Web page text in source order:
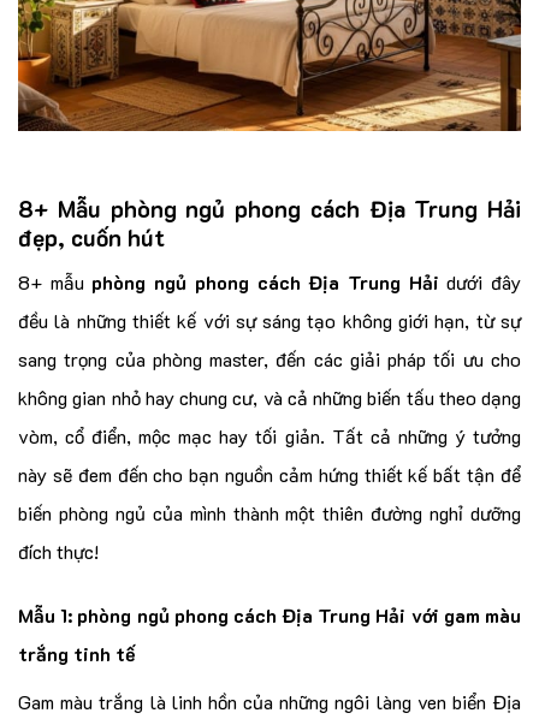
8+ Mẫu phòng ngủ phong cách Địa Trung Hải
đẹp, cuốn hút
8+ mẫu phòng ngủ phong cách Địa Trung Hải dưới đây
đều là những thiết kế với sự sáng tạo không giới hạn, từ sự
sang trọng của phòng master, đến các giải pháp tối ưu cho
không gian nhỏ hay chung cư, và cả những biến tấu theo dạng
vòm, cổ điển, mộc mạc hay tối giản. Tất cả những ý tưởng
này sẽ đem đến cho bạnnguồn cảm hứng thiết kế bất tận để
biến phòng ngủ của mình thành một thiên đường nghỉ dưỡng
đích thực!
Mẫu 1: phòng ngủ phong cách Địa Trung Hải với gam màu
trắng tinh tế
Gam màu trắng là linh hồn của những ngôi làng ven biển Địa